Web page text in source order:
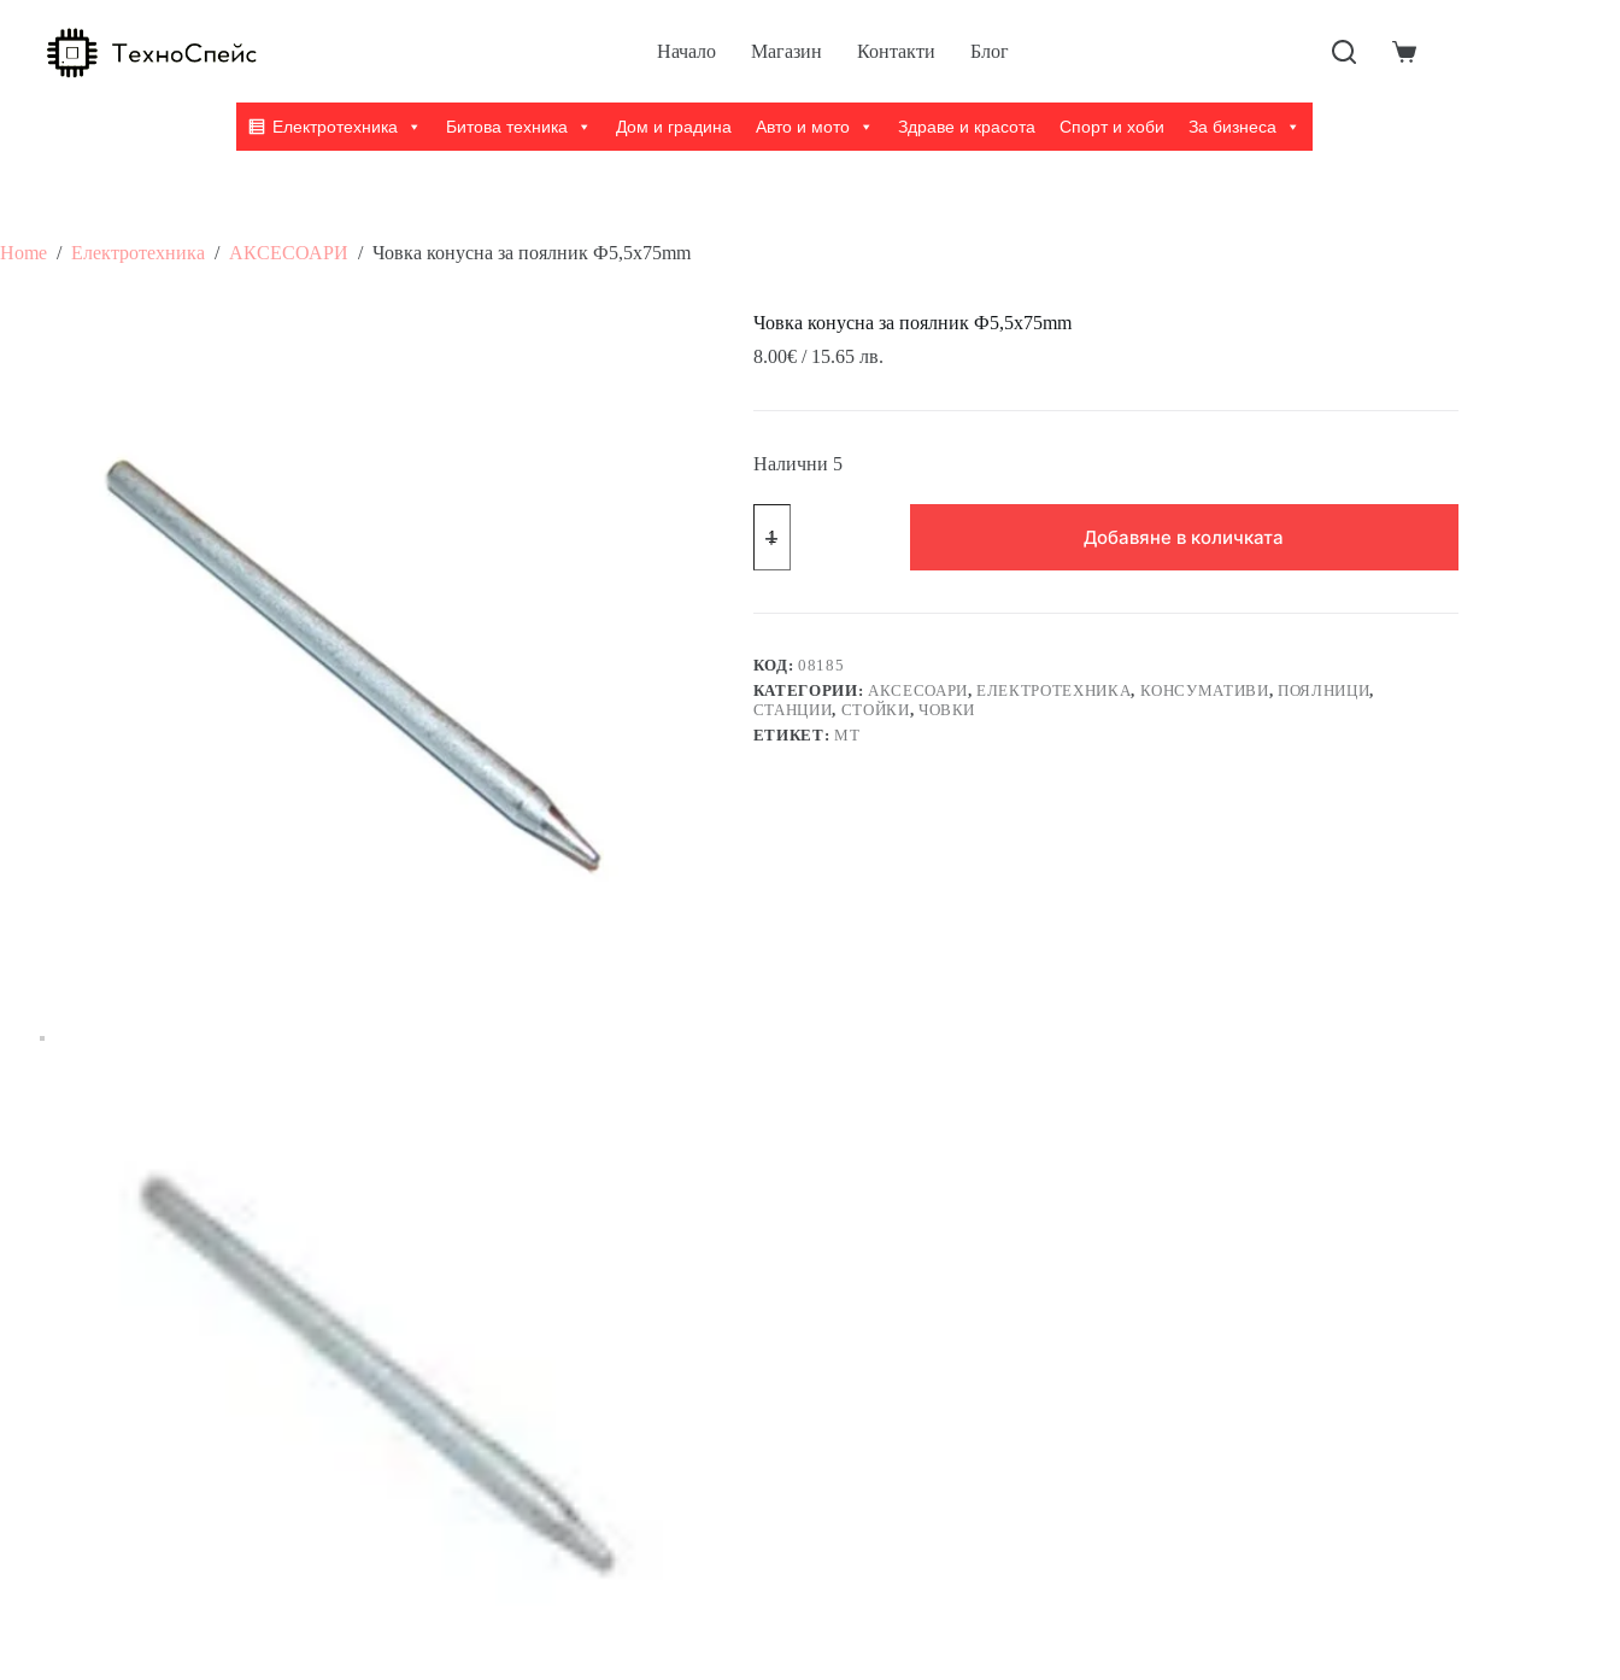
content
Начало Магазин Контакти Блог
Shopping
Електротехника Битова техника Дом и градина Авто и мото Здраве и красота Спорт и хоби За бизнеса
Home / Електротехника / АКСЕСОАРИ / Човка конусна за поялник Ф5,5х75mm
Човка конусна за поялник Ф5,5х75mm
8.00€/ 15.65 лв.
Налични 5
конусна
Добавяне в количката
КОД:08185
КАТЕГОРИИ: АКСЕСОАРИ,ЕЛЕКТРОТЕХНИКА, КОНСУМАТИВИ,ПОЯЛНИЦИ,
СТАНЦИИ, СТОЙКИ, ЧОВКИ
ЕТИКЕТ: MT